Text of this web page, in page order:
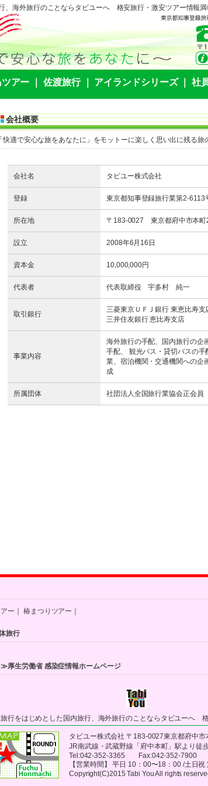
、海外旅行のことならタビユーへ 格安旅行・激安ツアー情報満
アー ｜佐渡旅行｜ アイランドシリーズ｜社
会社概要
「快適で安心な旅をあなたに」をモットーに楽しく思い出に残る旅
会社名 タビユー株式会社
登録 東京都知事登録旅行業第2-6113
所在地 〒183-0027 東京都府中市本
設立 2008年6月16日
資本金 10,000,000円
代表者 代表取締役 宇多村 純一
取引銀行
三菱東京ＵＦＪ銀行 東恵比寿支
三井住友銀行 恵比寿支店
事業内容
海外旅行の手配、国内旅行の企
手配、 観光バス・貸切バスの
業、宿泊機関・交通機関への企
成
所属団体 社団法人全国旅行業協会正会員
ー 椿まつりツアー
旅行
≫厚生労働省 感染症情報ホームページ
行をはじめとした国内旅行、海外旅行のことならタビユーへ
タビユー株式会社 〒183-0027東京都府中
JR南武線・武蔵野線「府中本町」駅より徒
Tel:042-352-3365 Fax:042-352-7900
【営業時間】 平日 10：00〜18：00 /土日祝
Copyright(C)2015 Tabi You All rights